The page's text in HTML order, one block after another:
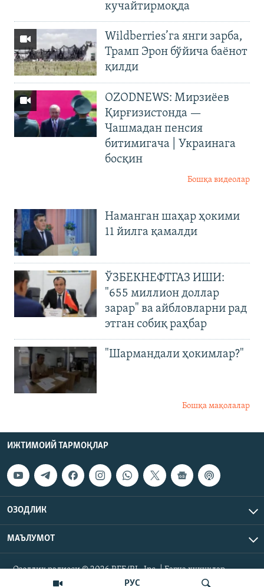
РУС
кучайтирмоқда
Wildberries’га янги зарба,
Трамп Эрон бўйича баёнот
қилди
OZODNEWS: Мирзиёев
Қирғизистонда —
Чашмадан пенсия
битимигача | Украинага
босқин
Бошқа видеолар
Наманган шаҳар ҳокими
11 йилга қамалди
ЎЗБЕКНЕФТГАЗ ИШИ:
"655 миллион доллар
зарар" ва айбловларни рад
этган собиқ раҳбар
"Шармандали ҳокимлар?"
Бошқа мақолалар
ИЖТИМОИЙ ТАРМОҚЛАР
ОЗОДЛИК
МАЪЛУМОТ
Озодлик радиоси © 2026 RFE/RL, Inc. | Барча ҳуқуқлар
ҳимояланган.